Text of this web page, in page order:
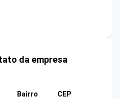
da empresa
Bairro
CEP